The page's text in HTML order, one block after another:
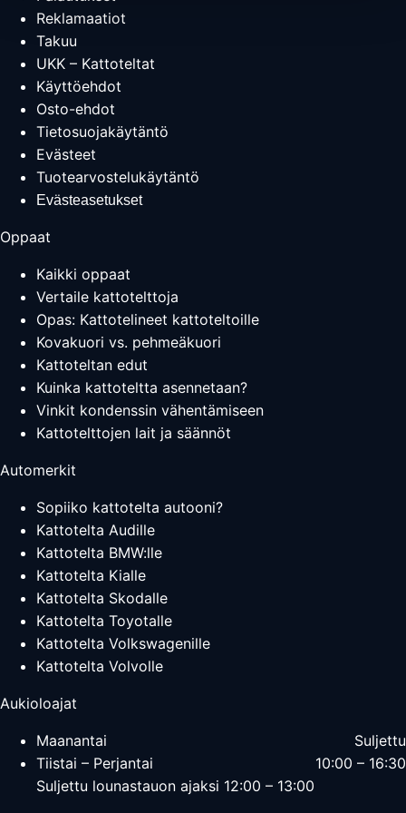
Reklamaatiot
Takuu
UKK – Kattoteltat
Käyttöehdot
Osto-ehdot
Tietosuojakäytäntö
Evästeet
Tuotearvostelukäytäntö
Evästeasetukset
Oppaat
Kaikki oppaat
Vertaile kattotelttoja
Opas: Kattotelineet kattoteltoille
Kovakuori vs. pehmeäkuori
Kattoteltan edut
Kuinka kattoteltta asennetaan?
Vinkit kondenssin vähentämiseen
Kattotelttojen lait ja säännöt
Automerkit
Sopiiko kattotelta autooni?
Kattotelta Audille
Kattotelta BMW:lle
Kattotelta Kialle
Kattotelta Skodalle
Kattotelta Toyotalle
Kattotelta Volkswagenille
Kattotelta Volvolle
Aukioloajat
Maanantai
Suljettu
Tiistai – Perjantai
10:00 – 16:30
Suljettu lounastauon ajaksi 12:00 – 13:00